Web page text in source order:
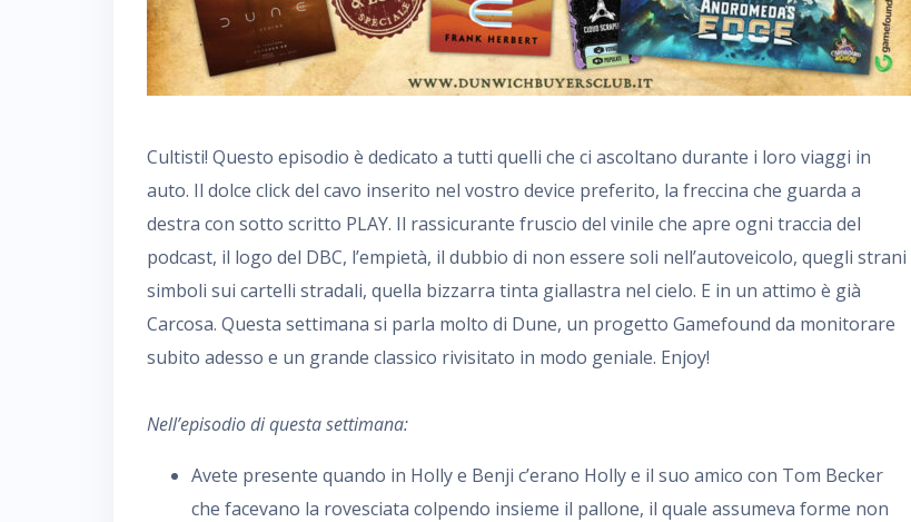
Cultisti! Questo episodio è dedicato a tutti quelli che ci ascoltano durante i loro viaggi in
auto. Il dolce click del cavo inserito nel vostro device preferito, la freccina che guarda a
destra con sotto scritto PLAY. Il rassicurante fruscio del vinile che apre ogni traccia del
podcast, il logo del DBC, l’empietà, il dubbio di non essere soli nell’autoveicolo, quegli strani
simboli sui cartelli stradali, quella bizzarra tinta giallastra nel cielo. E in un attimo è già
Carcosa. Questa settimana si parla molto di Dune, un progetto Gamefound da monitorare
subito adesso e un grande classico rivisitato in modo geniale. Enjoy!
Nell’episodio di questa settimana:
Avete presente quando in Holly e Benji c’erano Holly e il suo amico con Tom Becker
che facevano la rovesciata colpendo insieme il pallone, il quale assumeva forme non